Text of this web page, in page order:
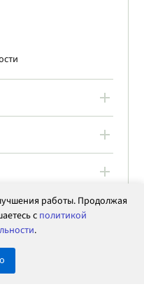
работы. Продолжая
сполитикой
.